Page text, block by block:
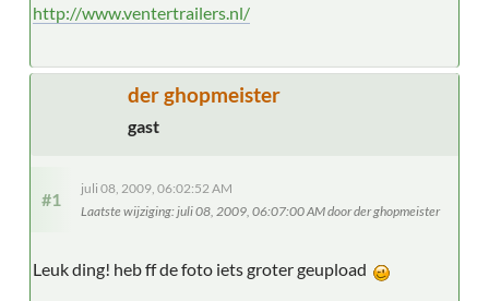
http://www.ventertrailers.nl/
der ghopmeister
gast
#1
juli 08, 2009, 06:02:52 AM
Laatste wijziging: juli 08, 2009, 06:07:00 AM door der ghopmeister
Leuk ding! heb ff de foto iets groter geupload